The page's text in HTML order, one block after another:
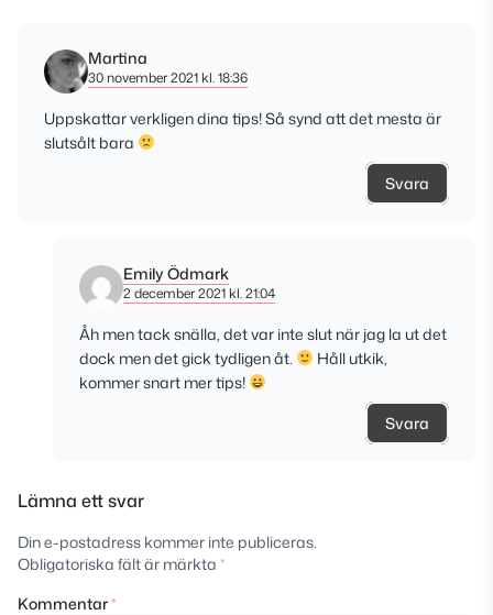
Martina
30 november 2021 kl. 18:36
Uppskattar verkligen dina tips! Så synd att det mesta är
slutsålt bara
Svara
Emily Ödmark
2 december 2021 kl. 21:04
Åh men tack snälla, det var inte slut när jag la ut det
dock men det gick tydligen åt.
Håll utkik,
kommer snart mer tips!
Svara
Lämna ett svar
Din e-postadress kommer inte publiceras.
Obligatoriska fält är märkta *
Kommentar*